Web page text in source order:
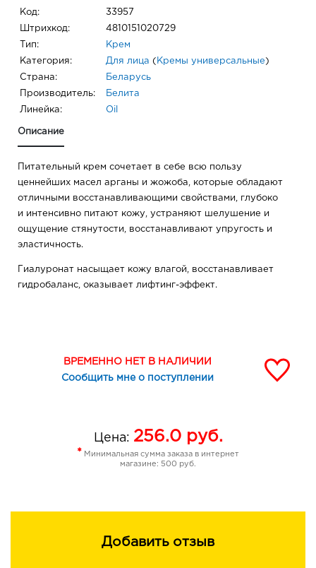
Код: 33957
Штрихкод: 4810151020729
Тип: Крем
Категория: Для лица ( Кремы универсальные )
Страна: Беларусь
Производитель: Белита
Линейка: Oil
Описание
Питательный крем сочетает в себе всю пользу
ценнейших масел арганы и жожоба, которые обладают
отличными восстанавливающими свойствами, глубоко
и интенсивно питают кожу, устраняют шелушение и
ощущение стянутости, восстанавливают упругость и
эластичность.
Гиалуронат насыщает кожу влагой, восстанавливает
гидробаланс, оказывает лифтинг-эффект.
ВРЕМЕННО НЕТ В НАЛИЧИИ
Сообщить мне о поступлении
Цена: 256.0руб.
* Минимальная сумма заказа в интернет
магазине: 500 руб.
Добавить отзыв